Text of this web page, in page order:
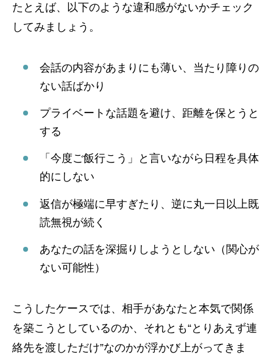
たとえば、以下のような違和感がないかチェック
してみましょう。
会話の内容があまりにも薄い、当たり障りの
ない話ばかり
プライベートな話題を避け、距離を保とうと
する
「今度ご飯行こう」と言いながら日程を具体
的にしない
返信が極端に早すぎたり、逆に丸一日以上既
読無視が続く
あなたの話を深掘りしようとしない（関心が
ない可能性）
こうしたケースでは、相手があなたと本気で関係
を築こうとしているのか、それとも“とりあえず連
絡先を渡しただけ”なのかが浮かび上がってきま